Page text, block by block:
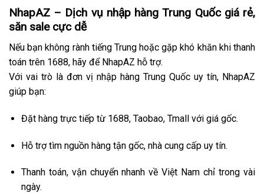
NhapAZ – Dịch vụ nhập hàng Trung Quốc giá rẻ,
săn sale cực dễ
Nếu bạn không rành tiếng Trung hoặc gặp khó khăn khi thanh
toán trên 1688, hãy để NhapAZ hỗ trợ.
Với vai trò là đơn vị nhập hàng Trung Quốc uy tín, NhapAZ
giúp bạn:
Đặt hàng trực tiếp từ 1688, Taobao, Tmall với giá gốc.
Hỗ trợ tìm nguồn hàng tận gốc, nhà cung cấp uy tín.
Thanh toán, vận chuyển nhanh về Việt Nam chỉ trong vài
ngày.